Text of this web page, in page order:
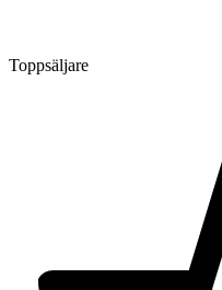
Toppsäljare